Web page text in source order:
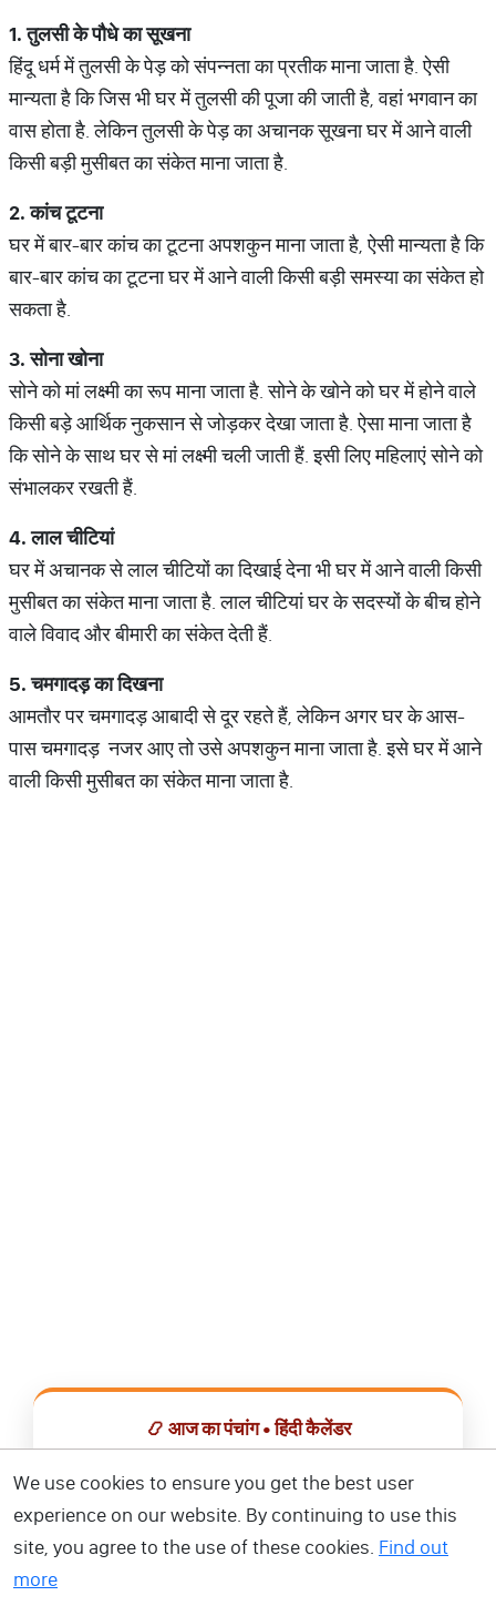
1.तुलसीकेपौधेकासूखना
हिंदू धर्म में तुलसी के पेड़ को संपन्नता का प्रतीक माना जाता है. ऐसी
मान्यता है कि जिस भी घर में तुलसी की पूजा की जाती है, वहां भगवान का
वास होता है. लेकिन तुलसी के पेड़ का अचानक सूखना घर में आने वाली
किसी बड़ी मुसीबत का संकेत माना जाता है.
2.कांचटूटना
घर में बार-बार कांच का टूटना अपशकुन माना जाता है, ऐसी मान्यता है कि
बार-बार कांच का टूटना घर में आने वाली किसी बड़ी समस्या का संकेत हो
सकता है.
3.सोनाखोना
सोने को मां लक्ष्मी का रूप माना जाता है. सोने के खोने को घर में होने वाले
किसी बड़े आर्थिक नुकसान से जोड़कर देखा जाता है. ऐसा माना जाता है
कि सोने के साथ घर से मां लक्ष्मी चली जाती हैं. इसी लिए महिलाएं सोने को
संभालकर रखती हैं.
4.लालचीटियां
घर में अचानक से लाल चीटियों का दिखाई देना भी घर में आने वाली किसी
मुसीबत का संकेत माना जाता है. लाल चीटियां घर के सदस्यों के बीच होने
वाले विवाद और बीमारी का संकेत देती हैं.
5.चमगादड़कादिखना
आमतौर पर चमगादड़ आबादी से दूर रहते हैं, लेकिन अगर घर के आस-
पास चमगादड़ नजर आए तो उसे अपशकुन माना जाता है. इसे घर में आने
वाली किसी मुसीबत का संकेत माना जाता है.
📿 आज का पंचांग • हिंदी कैलेंडर
📅 हिंदी कैलेंडर ऐप डाउनलोड करें
We use cookies to ensure you get the best user
experience on our website. By continuing to use this
site, you agree to the use of these cookies. Find out
more